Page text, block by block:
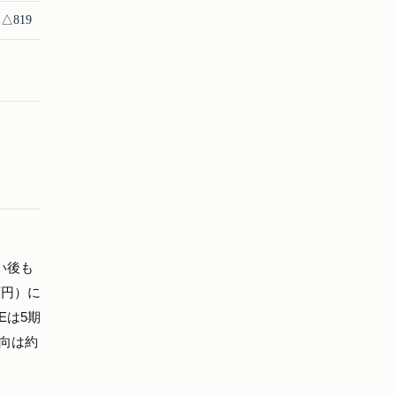
△819
後も
）に
は5期
は約